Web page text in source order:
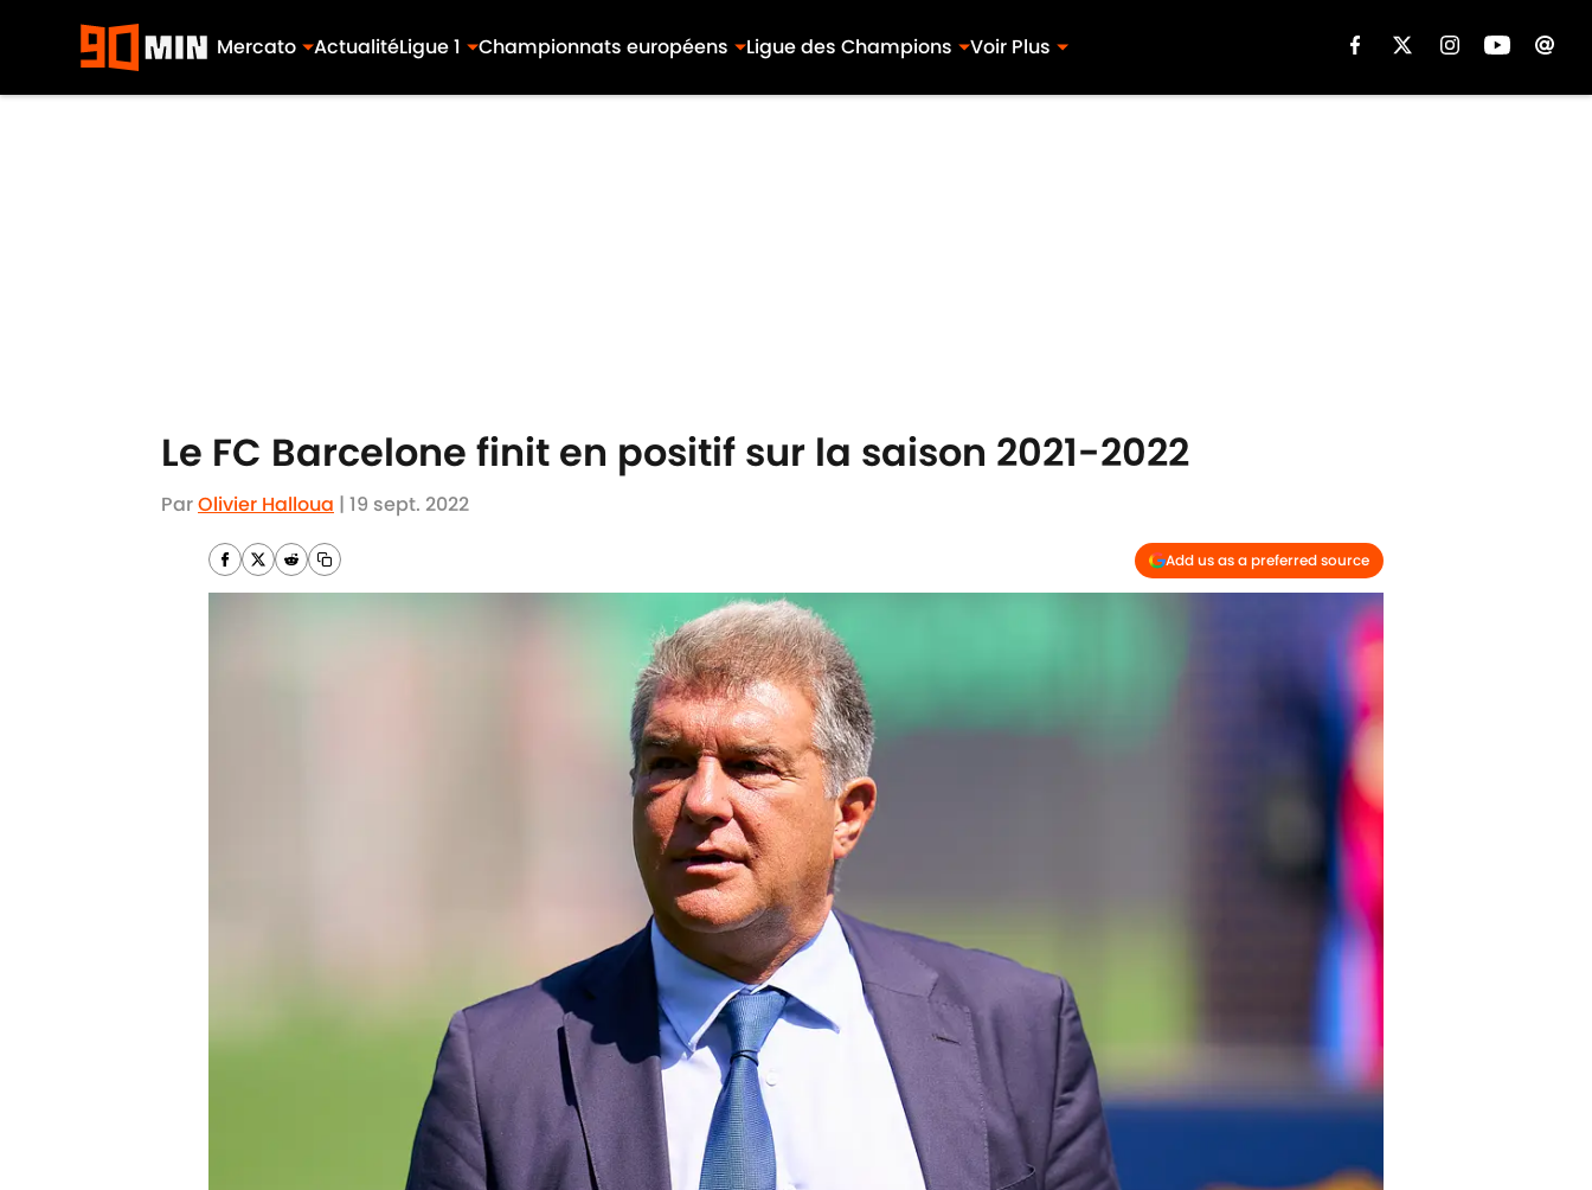
Mercato ActualitéLigue 1 Championnats européens Ligue des Champions Voir Plus
Le FC Barcelone finit en positif sur la saison 2021-2022
ParOlivier Halloua | 19 sept. 2022
Add us as a preferred source